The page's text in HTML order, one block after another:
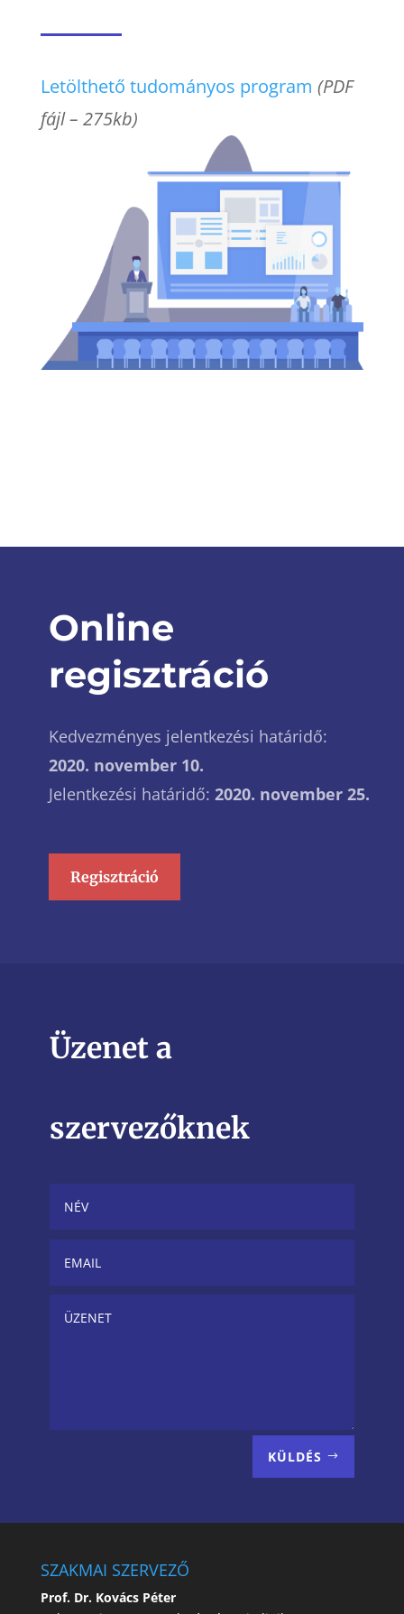
Letölthető tudományos program (PDF
fájl – 275kb)
Online
regisztráció
Kedvezményes jelentkezési határidő:
2020. november 10.
Jelentkezési határidő: 2020. november 25.
Regisztráció
Üzenet a
szervezőknek
KÜLDÉS
SZAKMAI SZERVEZŐ
Prof. Dr. Kovács Péter